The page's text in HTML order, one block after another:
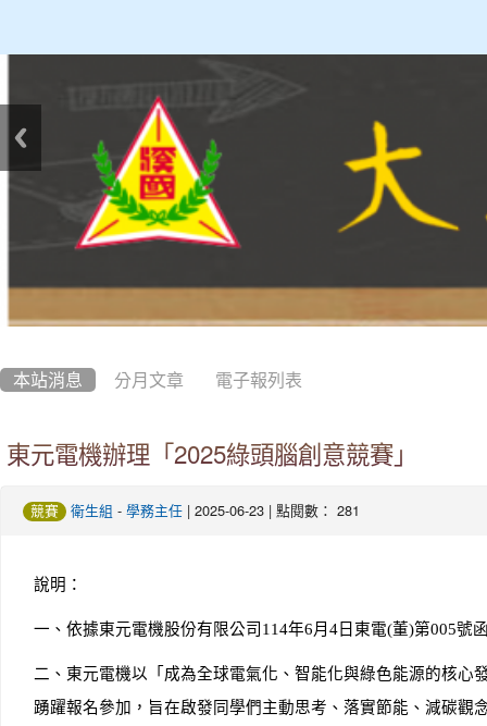
本站消息 分月文章 電子報列表
東元電機辦理「2025綠頭腦創意競賽」
競賽 衛生組 - 學務主任 | 2025-06-23 | 點閱數： 281
說明：
一、依據東元電機股份有限公司 114年6月 4日東電(董)第005號
二、東元電機以「成為全球電氣化、智能化與綠色能源的核
踴躍報名參加，旨在啟發同學們主動思考、落實節能、減碳